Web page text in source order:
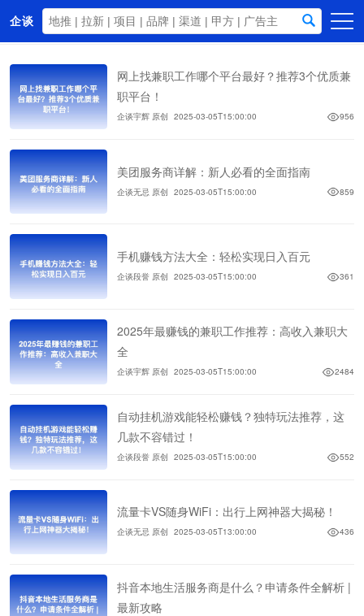
企谈
商务资源
资讯动态
关于我们
网上找兼职工作哪个平台最好？推荐3个优质兼
职平台！
企谈宇辉 原创 2025-03-05T15:00:00 956
美团服务商详解：新人必看的全面指南
企谈无忌 原创 2025-03-05T15:00:00 859
手机赚钱方法大全：轻松实现日入百元
企谈段誉 原创 2025-03-05T15:00:00 361
2025年最赚钱的兼职工作推荐：高收入兼职大
全
企谈宇辉 原创 2025-03-05T15:00:00 2484
自动挂机游戏能轻松赚钱？独特玩法推荐，这
几款不容错过！
企谈段誉 原创 2025-03-05T15:00:00 552
流量卡VS随身WiFi：出行上网神器大揭秘！
企谈无忌 原创 2025-03-05T13:00:00 436
抖音本地生活服务商是什么？申请条件全解析 |
最新攻略